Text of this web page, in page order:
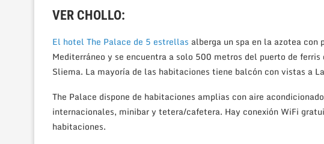
VER CHOLLO:
El hotel The Palace de 5 estrellas alberga un spa en la azotea
Mediterráneo y se encuentra a solo 500 metros del puerto de
Sliema. La mayoría de las habitaciones tiene balcón con vistas a
The Palace dispone de habitaciones amplias con aire
internacionales, minibar y tetera/cafetera. Hay conexión WiFi
habitaciones.